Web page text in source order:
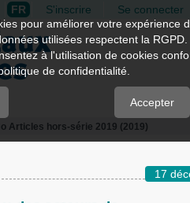
FR S'inscrire Se connecter
Articles hors-série 2019 (2019)
17
pour améliorer votre expérience
utilisées respectent la
à l'utilisation de cookies
de confidentialité.
Accepter